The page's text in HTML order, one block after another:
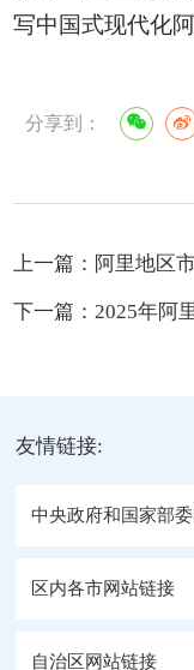
写中国式现代化阿
分享到：
上一篇：
下一篇：2025年阿
友情链接:
中央政府和国家部
区内各市网站链接
自治区网站链接